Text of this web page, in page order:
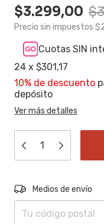
$3.299,00
Precio sin impuestos
Cuotas SIN
24 x $301,17
10% de descuento
depósito
Ver más detalles
Entregas para el CP:
Medios de envío